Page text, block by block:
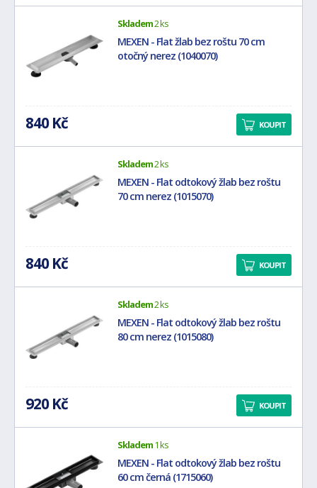
Skladem2 ks
MEXEN - Flat žlab bez roštu 70 cm
otočný nerez (1040070)
840 Kč KOUPIT
Skladem2 ks
MEXEN - Flat odtokový žlab bez roštu
70 cm nerez (1015070)
840 Kč KOUPIT
Skladem2 ks
MEXEN - Flat odtokový žlab bez roštu
80 cm nerez (1015080)
920 Kč KOUPIT
Skladem1 ks
MEXEN - Flat odtokový žlab bez roštu
60 cm černá (1715060)